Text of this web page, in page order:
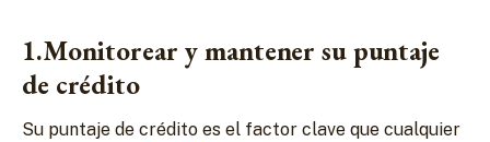
1.Monitorear y mantener su puntaje
de crédito
Su puntaje de crédito es el factor clave que cualquier